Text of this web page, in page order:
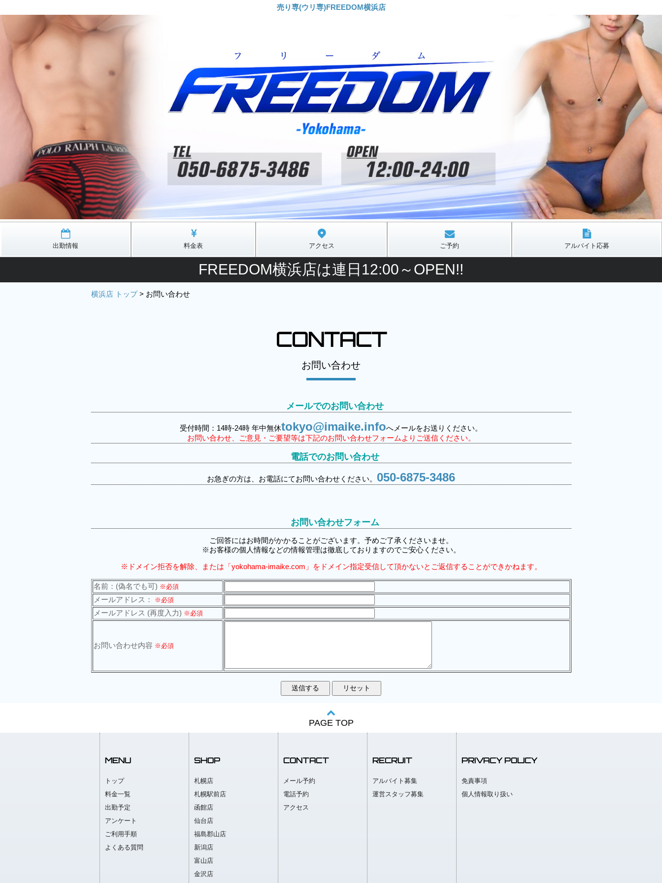
売り専(ウリ専)FREEDOM横浜店
出勤情報 料金表 アクセス ご予約 アルバイト応募
FREEDOM横浜店は連日12:00～OPEN!!
横浜店 トップ > お問い合わせ
CONTACT
お問い合わせ
メールでのお問い合わせ
受付時間：14時-24時 年中無休tokyo@imaike.infoへメールをお送りください。
お問い合わせ、ご意見・ご要望等は下記のお問い合わせフォームよりご送信ください。
電話でのお問い合わせ
お急ぎの方は、お電話にてお問い合わせください。 050-6875-3486
お問い合わせフォーム
ご回答にはお時間がかかることがございます。予めご了承くださいませ。
※お客様の個人情報などの情報管理は徹底しておりますのでご安心ください。
※ドメイン拒否を解除、または「yokohama-imaike.com」をドメイン指定受信して頂かないとご返信することができかねます。
名前：(偽名でも可) ※必須
メールアドレス： ※必須
メールアドレス (再度入力) ※必須
お問い合わせ内容 ※必須
PAGE TOP
MENU
トップ
料金一覧
出勤予定
アンケート
ご利用手順
よくある質問
SHOP
札幌店
札幌駅前店
函館店
仙台店
福島郡山店
新潟店
富山店
金沢店
CONTACT
メール予約
電話予約
アクセス
RECRUIT
アルバイト募集
運営スタッフ募集
PRIVACY POLICY
免責事項
個人情報取り扱い